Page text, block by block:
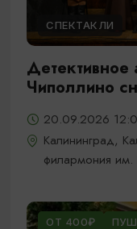
СПЕКТАКЛИ
Детективное
Чиполлино
20.09.2026
Калининград,
филармония им.
ОТ 400₽